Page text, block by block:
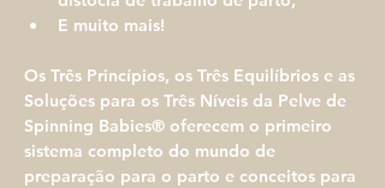
E muito mais!
Os Três Princípios, os Três Equilíbrios e as
Soluções para os Três Níveis da Pelve de
Spinning Babies® oferecem o primeiro
sistema completo do mundo de
preparação para o parto e conceitos para